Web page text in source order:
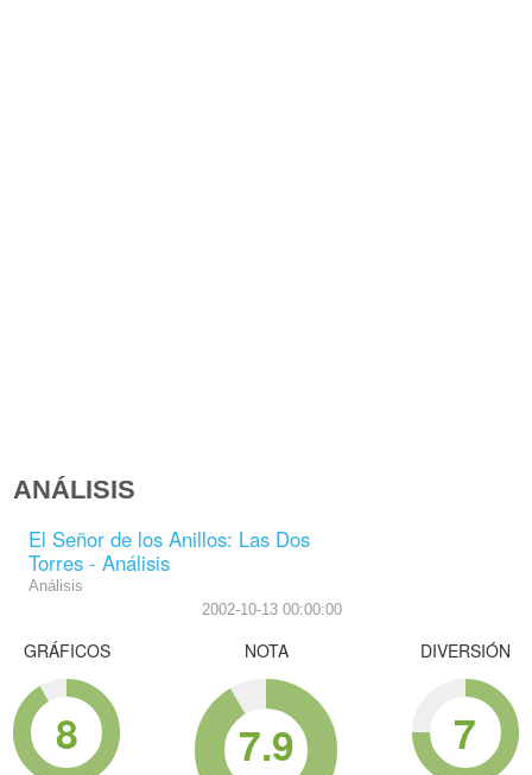
ANÁLISIS
El Señor de los Anillos: Las Dos
Torres - Análisis
Análisis
2002-10-13 00:00:00
GRÁFICOS
8
NOTA
7.9
DIVERSIÓN
7